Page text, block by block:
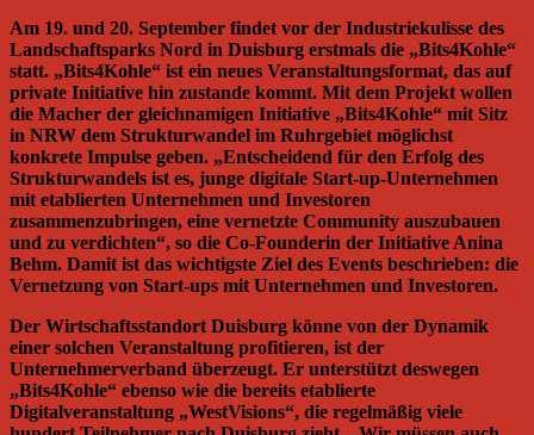
Am 19. und 20. September findet vor der Industriekulisse des
Landschaftsparks Nord in Duisburg erstmals die „Bits4Kohle“
statt. „Bits4Kohle“ ist ein neues Veranstaltungsformat, das auf
private Initiative hin zustande kommt. Mit dem Projekt wollen
die Macher der gleichnamigen Initiative „Bits4Kohle“ mit Sitz
in NRW dem Strukturwandel im Ruhrgebiet möglichst
konkrete Impulse geben. „Entscheidend für den Erfolg des
Strukturwandels ist es, junge digitale Start-up-Unternehmen
mit etablierten Unternehmen und Investoren
zusammenzubringen, eine vernetzte Community auszubauen
und zu verdichten“, so die Co-Founderin der Initiative Anina
Behm. Damit ist das wichtigste Ziel des Events beschrieben: die
Vernetzung von Start-ups mit Unternehmen und Investoren.
Der Wirtschaftsstandort Duisburg könne von der Dynamik
einer solchen Veranstaltung profitieren, ist der
Unternehmerverband überzeugt. Er unterstützt deswegen
„Bits4Kohle“ ebenso wie die bereits etablierte
Digitalveranstaltung „WestVisions“, die regelmäßig viele